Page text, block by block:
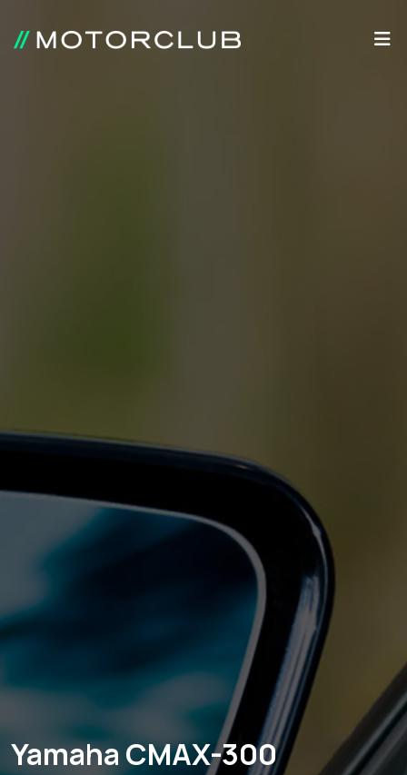
Yamaha CMAX-300